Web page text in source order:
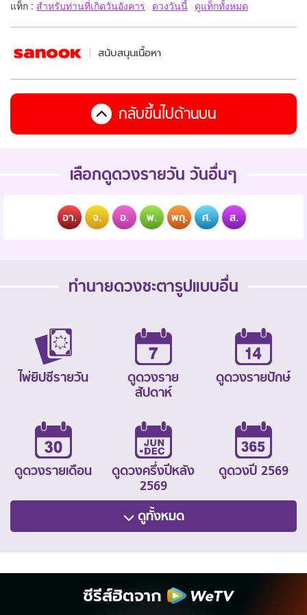
แท็ก : สำหรับท่านที่เกิดวันอังคาร ดวงวันนี้ ดูแท็กทั้งหมด
สนับสนุนเนื้อหา
กลับขึ้นไปด้านบน
เลือกดูดวงรายวัน วันอื่นๆ
อา. จ. อ. พ. พฤ. ศ. ส.
ทำนายดวงชะตารูปแบบอื่น
ไพ่ยิปซีรายวัน
ดูดวงราย
สัปดาห์
ดูดวงรายปักษ์
ดูดวงรายเดือน
ดูดวงครึ่งปีหลัง
2569
ดูดวงปี 2569
ดูทั้งหมด
ซีรีส์ฮิตจาก